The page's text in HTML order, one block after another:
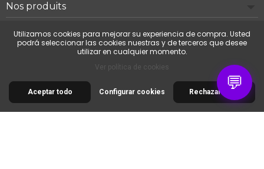
Nos produits
Notre société
💬
© 2026 Cimaise Tableau. Tous droits réservés.
Utilizamos cookies para mejorar su experiencia de compra. Usted
podrá seleccionar las cookies nuestras y de terceros que desee
utilizar en cualquier momento.
Ver política de cookies
Aceptar todo Rechazar todo
Configurar cookies